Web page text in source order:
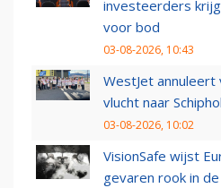
investeerders
voor bod
03-08-2026, 10:43
WestJet
vlucht naar Schiphol
03-08-2026, 10:02
VisionSafe wijst
gevaren rook in